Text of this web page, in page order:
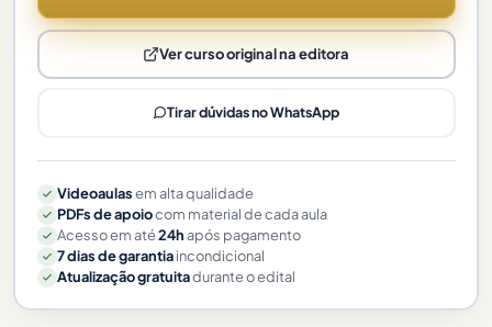
Ver curso original na editora
Tirar dúvidas no WhatsApp
Videoaulasem alta qualidade
PDFs de apoiocom material de cada aula
Acesso em até24hapós pagamento
7 dias de garantiaincondicional
Atualização gratuitadurante o edital